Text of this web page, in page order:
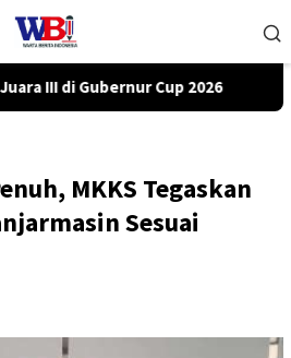
Tanah Bumbu Desak PLN
MKKS Tegaskan
Sesuai